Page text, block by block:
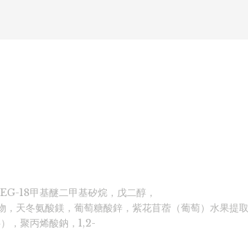
18甲基醚二甲基矽烷，戊二醇，
天冬氨酸鎂，葡萄糖酸鋅，紫花苜蓿（葡萄）水果提取
，聚丙烯酸鈉，1,2-